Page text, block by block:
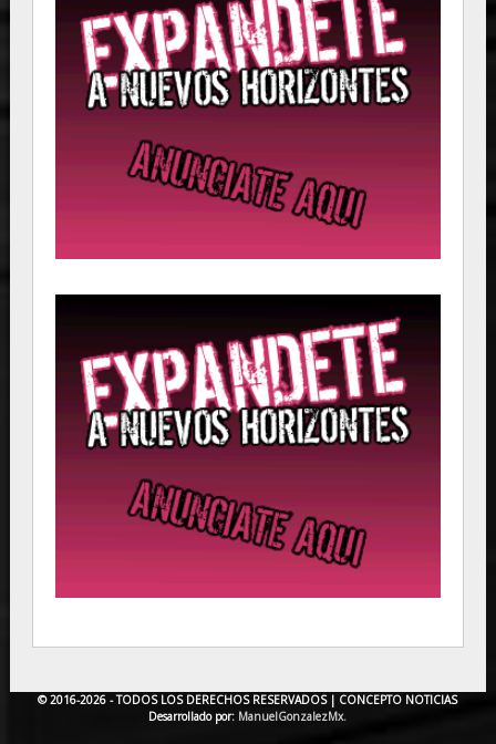
© 2016-2026 - TODOS LOS DERECHOS RESERVADOS | CONCEPTO NOTICIAS
Desarrollado por: ManuelGonzalezMx.